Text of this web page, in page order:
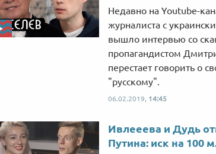
Недавно на Youtube-
журналиста с
вышло интервью со
пропагандистом
перестает говорить о
"русскому".
06.02.2019, 14:45
Ивлееева и Дудь
Путина: иск на 100